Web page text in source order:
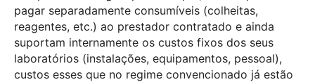
pagar separadamente consumíveis (colheitas,
reagentes, etc.) ao prestador contratado e ainda
suportam internamente os custos fixos dos seus
laboratórios (instalações, equipamentos, pessoal),
custos esses que no regime convencionado já estão